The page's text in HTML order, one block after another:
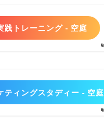
践トレーニング - 空庭
ティングスタディー - 空庭